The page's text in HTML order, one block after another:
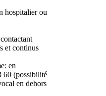
hospitalier ou
et continus
en
60 (possibilité
en dehors